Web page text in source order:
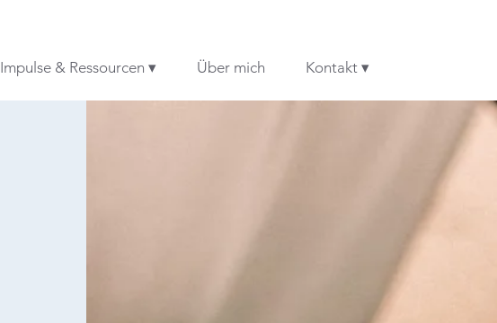
Impulse & Ressourcen ▾ Über mich Kontakt ▾